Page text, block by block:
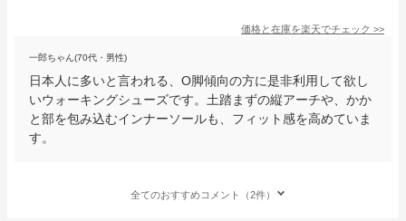
価格と在庫を楽天でチェック >>
一郎ちゃん(70代・男性)
日本人に多いと言われる、O脚傾向の方に是非利用して欲し
いウォーキングシューズです。土踏まずの縦アーチや、かか
と部を包み込むインナーソールも、フィット感を高めていま
す。
全てのおすすめコメント（2件）